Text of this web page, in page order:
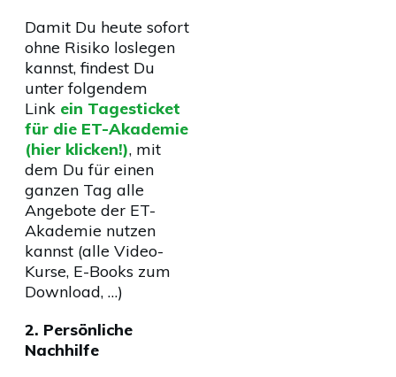
Damit Du heute sofort
ohne Risiko loslegen
kannst, findest Du
unter folgendem
Link ein Tagesticket
für die ET-Akademie
(hier klicken!), mit
dem Du für einen
ganzen Tag alle
Angebote der ET-
Akademie nutzen
kannst (alle Video-
Kurse, E-Books zum
Download, …)
2. Persönliche
Nachhilfe